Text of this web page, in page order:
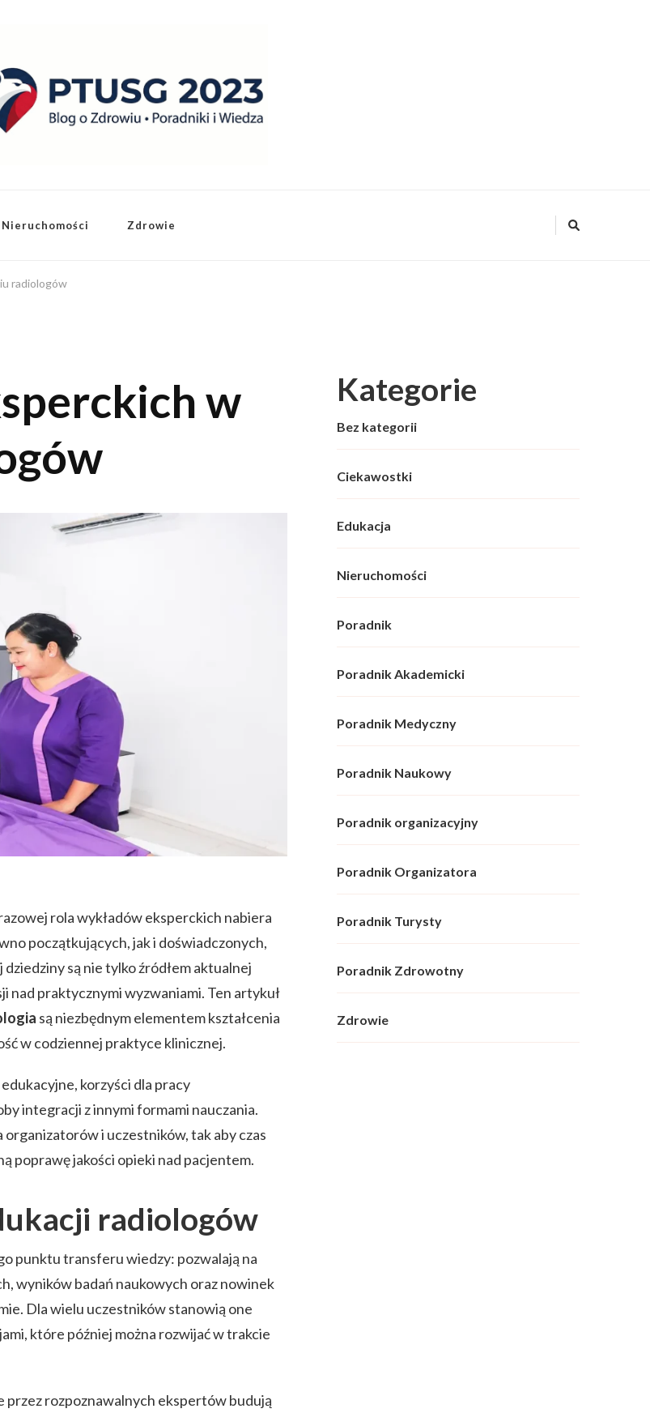
Nieruchomości Zdrowie
radiologów
w
rola wykładów eksperckich nabiera
początkujących, jak i doświadczonych,
są nie tylko źródłem aktualnej
nad praktycznymi wyzwaniami. Ten artykuł
są niezbędnym elementem kształcenia
w codziennej praktyce klinicznej.
korzyści dla pracy
integracji z innymi formami nauczania.
i uczestników, tak aby czas
poprawę jakości opieki nad pacjentem.
radiologów
punktu transferu wiedzy: pozwalają na
wyników badań naukowych oraz nowinek
Dla wielu uczestników stanowią one
które później można rozwijać w trakcie
rozpoznawalnych ekspertów budują
Kategorie
Bez kategorii
Ciekawostki
Edukacja
Nieruchomości
Poradnik
Poradnik Akademicki
Poradnik Medyczny
Poradnik Naukowy
Poradnik organizacyjny
Poradnik Organizatora
Poradnik Turysty
Poradnik Zdrowotny
Zdrowie